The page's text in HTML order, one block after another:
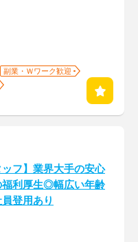
副業・Ｗワーク歓迎
ッフ】業界大手の安心
福利厚生◎幅広い年齢
登用あり